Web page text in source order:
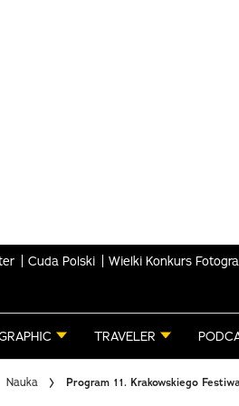
Cuda Polski Wielki Konkurs
TRAVELER
Nauka Program 11. Krakowskiego